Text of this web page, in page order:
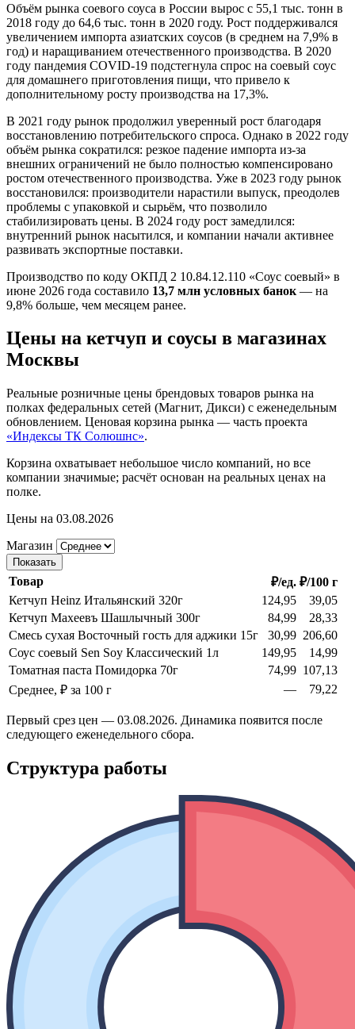
Объём рынка соевого соуса в России вырос с 55,1 тыс. тонн в
2018 году до 64,6 тыс. тонн в 2020 году. Рост поддерживался
увеличением импорта азиатских соусов (в среднем на 7,9% в
год) и наращиванием отечественного производства. В 2020
году пандемия COVID-19 подстегнула спрос на соевый соус
для домашнего приготовления пищи, что привело к
дополнительному росту производства на 17,3%.
В 2021 году рынок продолжил уверенный рост благодаря
восстановлению потребительского спроса. Однако в 2022 году
объём рынка сократился: резкое падение импорта из-за
внешних ограничений не было полностью компенсировано
ростом отечественного производства. Уже в 2023 году рынок
восстановился: производители нарастили выпуск, преодолев
проблемы с упаковкой и сырьём, что позволило
стабилизировать цены. В 2024 году рост замедлился:
внутренний рынок насытился, и компании начали активнее
развивать экспортные поставки.
Производство по коду ОКПД 2 10.84.12.110 «Соус соевый» в
июне 2026 года составило 13,7 млн условных банок — на
9,8% больше, чем месяцем ранее.
Цены на кетчуп и соусы в магазинах
Москвы
Реальные розничные цены брендовых товаров рынка на
полках федеральных сетей (Магнит, Дикси) с еженедельным
обновлением. Ценовая корзина рынка — часть проекта
«Индексы ТК Солюшнс».
Корзина охватывает небольшое число компаний, но все
компании значимые; расчёт основан на реальных ценах на
полке.
Цены на 03.08.2026
Магазин
Показать
Товар ₽/ед. ₽/100 г
Кетчуп Heinz Итальянский 320г
124,95
39,05
Кетчуп Махеевъ Шашлычный 300г
84,99
28,33
Смесь сухая Восточный гость для аджики 15г
30,99 206,60
Соус соевый Sen Soy Классический 1л
149,95
14,99
Томатная паста Помидорка 70г
74,99 107,13
Среднее, ₽ за 100 г
— 79,22
Первый срез цен — 03.08.2026. Динамика появится после
следующего еженедельного сбора.
Структура работы